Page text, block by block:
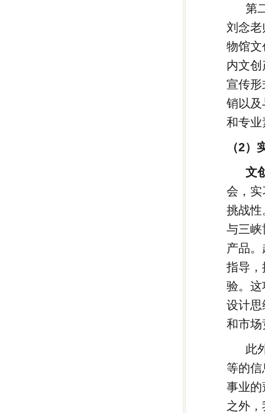
第
刘念老
物馆文
内文
宣传形
销以及
和专业
（2）
文
会，实
挑战性
与三峡
产品
指导，
验。这
设计思
和市场
此
等的信
事业的
之外